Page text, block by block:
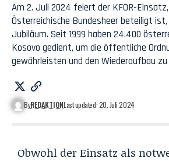
Am 2. Juli 2024 feiert der KFOR-
Österreichische Bundesheer beteiligt
Jubiläum. Seit 1999 haben 24.400
Kosovo gedient, um die öffentliche
gewährleisten und den Wiederaufbau
ByREDAKTIONLast updated: 20. Juli 2024
Obwohl der Einsatz als